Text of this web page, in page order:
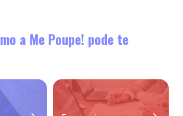
a Me Poupe! pode te